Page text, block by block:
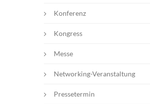
Konferenz
Kongress
Messe
Networking-Veranstaltung
Pressetermin